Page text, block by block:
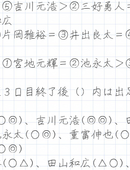
⑤吉川元浩＞②三好勇
岡雅裕＝③井出良太
①宮地元輝＝②池永太
日目終了後（）内は出
、吉川元浩(◎◎)、
太(○◎)、重富伸也
(○△)、田山和広(△○)